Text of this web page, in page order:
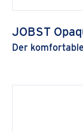
JOBST
Der